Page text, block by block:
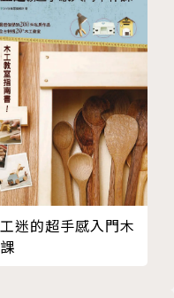
業
(高中職組)
求嗣
仝落難得救
亡
子
元
道
娘叫合
迷的超手感入門木